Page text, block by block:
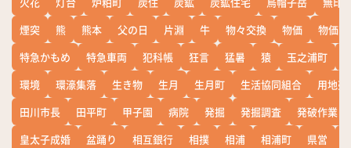
煙突
熊 熊本 父の日 片淵 牛 物々交換 物価
物価高
特急かもめ
特急車両 犯科帳 狂言 猛暑 猿 玉之浦町
環境
環濠集落 生き物 生月 生月町 生活協同組合
用地売
田川市長
田平町 甲子園 病院 発掘 発掘調査
発破作業
皇太子成婚
盆踊り 相互銀行 相撲 相浦 相浦町 県営